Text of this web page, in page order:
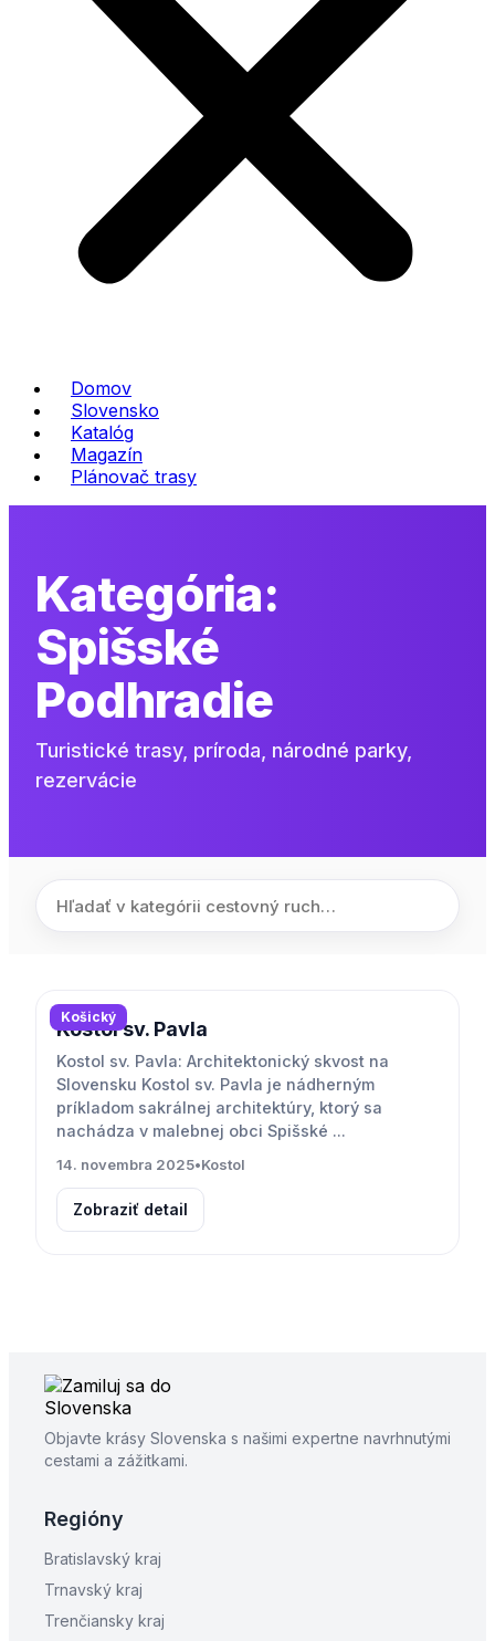
Domov
Slovensko
Katalóg
Magazín
Plánovač trasy
Kategória:
Spišské
Podhradie
Turistické trasy, príroda, národné parky,
rezervácie
Košický
Kostol sv. Pavla
Kostol sv. Pavla: Architektonický skvost na
Slovensku Kostol sv. Pavla je nádherným
príkladom sakrálnej architektúry, ktorý sa
nachádza v malebnej obci Spišské ...
14. novembra 2025•Kostol
Zobraziť detail
Objavte krásy Slovenska s našimi expertne navrhnutými
cestami a zážitkami.
Regióny
Bratislavský kraj
Trnavský kraj
Trenčiansky kraj